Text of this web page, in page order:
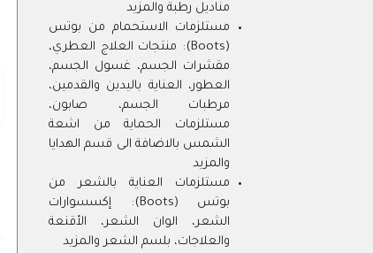
مناديل رطبة والمزيد
مستلزمات الاستحمام من بوتس
(Boots): منتجات العلاج العطري،
مقشرات الجسم، غسول الجسم،
العطور، العناية باليدين والقدمين،
مرطبات الجسم، صابون،
مستلزمات الحماية من اشعة
الشمس بالاضافة الى قسم الهدايا
والمزيد
مستلزمات العناية بالشعر من
بوتس (Boots): إكسسوارات
الشعر، الوان الشعر، الأقنعة
والعلاجات، بلسم الشعر والمزيد